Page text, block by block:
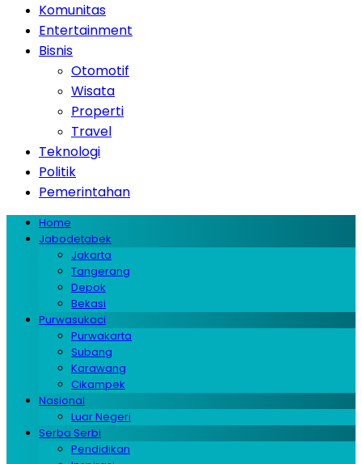
Komunitas
Entertainment
Bisnis
Otomotif
Wisata
Properti
Travel
Teknologi
Politik
Pemerintahan
Home
Jabodetabek
Jakarta
Tangerang
Depok
Bekasi
Purwasukaci
Purwakarta
Subang
Karawang
Cikampek
Nasional
Luar Negeri
Serba Serbi
Pendidikan